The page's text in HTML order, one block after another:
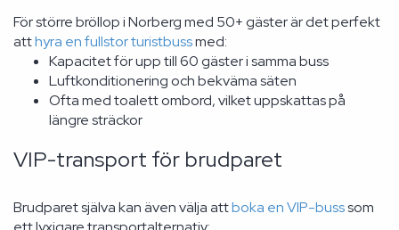
För större bröllop i Norberg med 50+ gäster är det perfekt
atthyra en fullstor turistbussmed:
Kapacitet för upp till 60 gäster i samma buss
Luftkonditionering och bekväma säten
Ofta med toalett ombord, vilket uppskattas på
längre sträckor
VIP-transport för brudparet
Brudparet själva kan även välja attboka en VIP-busssom